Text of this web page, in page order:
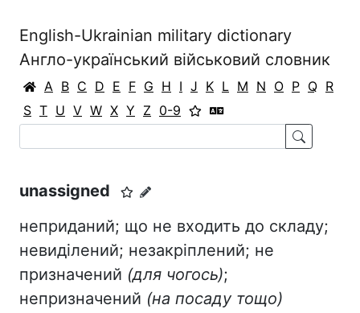
English-Ukrainian military dictionary
Англо-український військовий словник
A B C D E F G H I J K L M N O P Q R
S T U V W X Y Z 0-9
unassigned
неприданий; що не входить до складу;
невиділений; незакріплений; не
призначений (для чогось);
непризначений (на посаду тощо)